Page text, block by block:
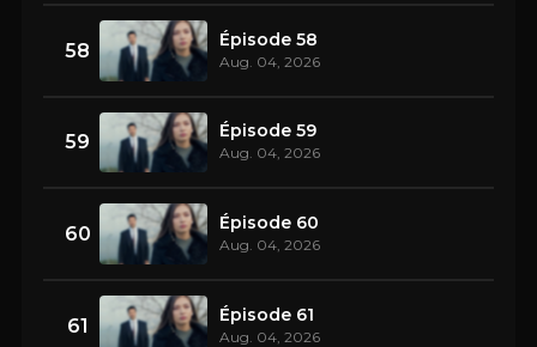
58 Épisode 58
Aug. 04, 2026
59 Épisode 59
Aug. 04, 2026
60 Épisode 60
Aug. 04, 2026
61 Épisode 61
Aug. 04, 2026